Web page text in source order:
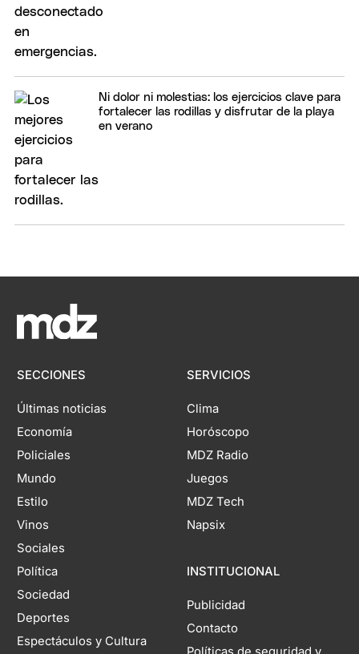
Ni dolor ni molestias: los ejercicios clave para
fortalecer las rodillas y disfrutar de la playa
en verano
SECCIONES
Últimas noticias
Economía
Policiales
Mundo
Estilo
Vinos
Sociales
Política
Sociedad
Deportes
Espectáculos y Cultura
SERVICIOS
Clima
Horóscopo
MDZ Radio
Juegos
MDZ Tech
Napsix
INSTITUCIONAL
Publicidad
Contacto